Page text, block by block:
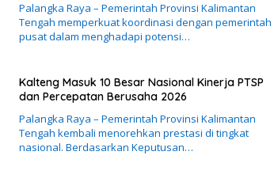
Palangka Raya – Pemerintah Provinsi Kalimantan
Tengah memperkuat koordinasi dengan pemerintah
pusat dalam menghadapi potensi…
Kalteng Masuk 10 Besar Nasional Kinerja PTSP
dan Percepatan Berusaha 2026
Palangka Raya – Pemerintah Provinsi Kalimantan
Tengah kembali menorehkan prestasi di tingkat
nasional. Berdasarkan Keputusan…